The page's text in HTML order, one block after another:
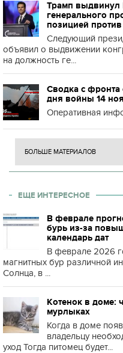
Трамп выдвинул
генерального
позицией
Следующий
объявил о выдвижении
на должность ге...
Сводка с фронта
дня войны 14
Оперативная
БОЛЬШЕ МАТЕРИАЛОВ
ЕЩЕ ИНТЕРЕСНОЕ
В феврале
бурь из-за
календарь дат
В феврале 2026
магнитных бур различной
Солнца, в ...
Котенок в доме:
мурлыках
Когда в доме
владельцу
уход Тогда питомец будет...